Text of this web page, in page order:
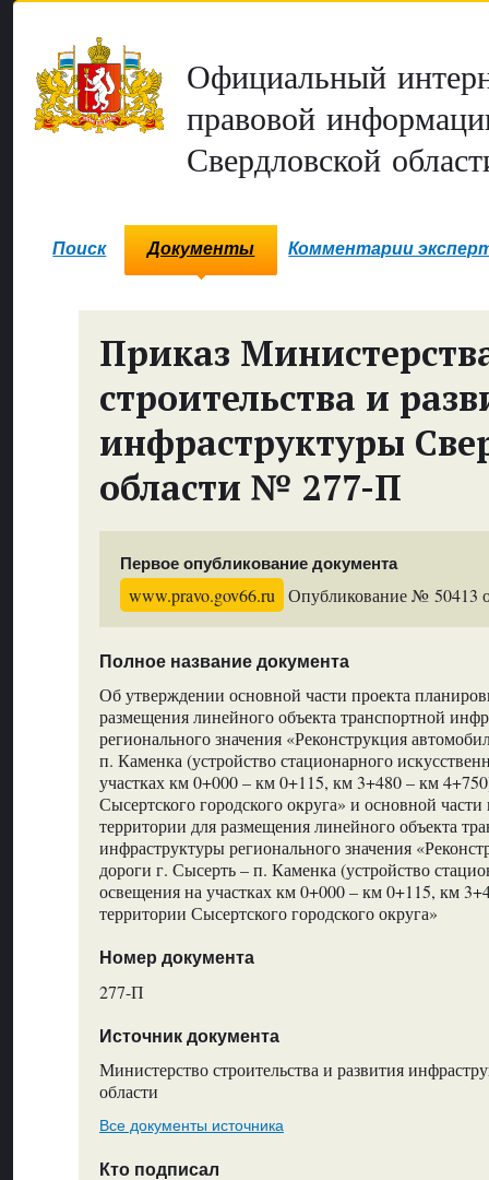
Официальный
правовой
Свердловской
Поиск Документы Комментарии
Приказ
строительства и
инфраструктуры
области № 277-П
Первое опубликование документа
www.pravo.gov66.ru Опубликование № 50413
Полное название документа
Об утверждении основной части проекта
размещения линейного объекта транспортной
регионального значения «Реконструкция
п. Каменка (устройство стационарного
участках км 0+000 – км 0+115, км 3+480 – км
Сысертского городского округа» и основной
территории для размещения линейного объекта
инфраструктуры регионального значения
дороги г. Сысерть – п. Каменка (устройство
освещения на участках км 0+000 – км 0+115, км
территории Сысертского городского округа»
Номер документа
277-П
Источник документа
Министерство строительства и развития
области
Все документы источника
Кто подписал